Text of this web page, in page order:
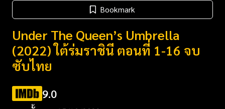
Bookmark
Under The Queen’s Umbrella
(2022) ใต้ร่มราชินี ตอนที่ 1-16 จบ
ซับไทย
9.0